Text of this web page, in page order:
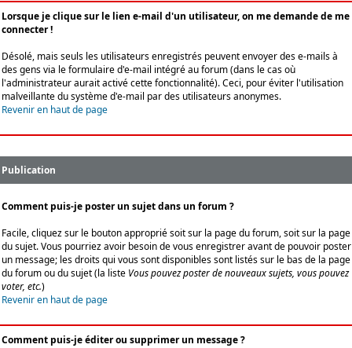
Lorsque je clique sur le lien e-mail d'un utilisateur, on me demande de me
connecter !
Désolé, mais seuls les utilisateurs enregistrés peuvent envoyer des e-mails à
des gens via le formulaire d'e-mail intégré au forum (dans le cas où
l'administrateur aurait activé cette fonctionnalité). Ceci, pour éviter l'utilisation
malveillante du système d'e-mail par des utilisateurs anonymes.
Revenir en haut de page
Publication
Comment puis-je poster un sujet dans un forum ?
Facile, cliquez sur le bouton approprié soit sur la page du forum, soit sur la page
du sujet. Vous pourriez avoir besoin de vous enregistrer avant de pouvoir poster
un message; les droits qui vous sont disponibles sont listés sur le bas de la page
du forum ou du sujet (la liste Vous pouvez poster de nouveaux sujets, vous pouvez
voter, etc.)
Revenir en haut de page
Comment puis-je éditer ou supprimer un message ?